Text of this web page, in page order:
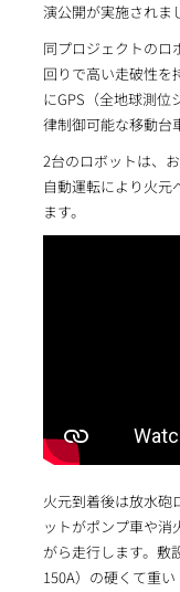
演公開が実施されま
同プロジェクトのロ
回りで高い走破性を
にGPS（全地球測位
律制御可能な移動台
2台のロボットは、
自動運転により火元
ます。
火元到着後は放水砲
ットがポンプ車や消
がら走行します。敷
150A）の硬くて重